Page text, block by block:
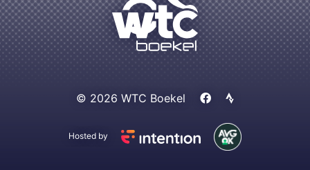
© 2026 WTC Boekel
Hosted by